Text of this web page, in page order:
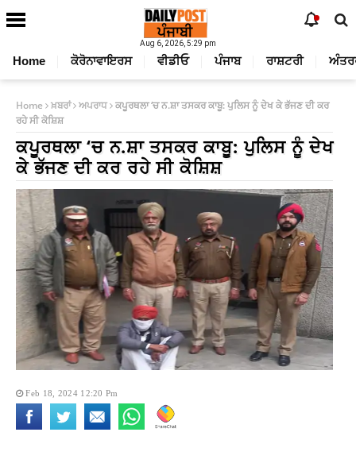
Aug 6, 2026, 5:29 pm
Home ਕੋਰੋਨਾਵਾਇਰਸ ਵੀਡੀਓ ਪੰਜਾਬ ਰਾਸ਼ਟਰੀ
Home ਖ਼ਬਰਾਂ ਅਪਰਾਧ ਕਪੂਰਥਲਾ ‘ਚ ਨ.ਸ਼ਾ ਤਸਕਰ ਕਾਬੂ: ਪੁਲਿਸ ਨੂੰ ਦੇਖ ਕੇ ਭੱਜਣ ਦੀ ਕਰ
ਰਹੇ ਸੀ ਕੋਸ਼ਿਸ਼
ਕਪੂਰਥਲਾ ‘ਚ ਨ.ਸ਼ਾ ਤਸਕਰ ਕਾਬੂ: ਪੁਲਿਸ ਨੂੰ ਦੇਖ
ਕੇ ਭੱਜਣ ਦੀ ਕਰ ਰਹੇ ਸੀ ਕੋਸ਼ਿਸ਼
Feb 18, 2024 12:20 Pm